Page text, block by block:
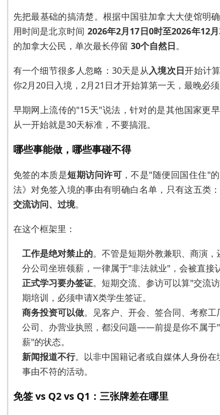
先把最基础的搞清楚。根据中国驻加拿大大使馆明
用时间是北京时间 2026年2月17日0时至2026年12
的加拿大公民，单次最长停留 30个自然日。
有一个细节很多人忽略：30天是从入境次日开始计
你2月20日入境，2月21日才开始算第一天，最晚必
早期网上流传的"15天"说法，针对的是其他国家
从一开始就是30天标准，不要搞混。
哪些事能做，哪些事碰不得
免签的本质是短期访问许可 ，不是"随便回国住住"
法》对免签入境的事由有明确白名单，只有这五类：
交流访问、过境。
在这个框架里：
工作是绝对禁止的。不管是短期外教兼职、商演
分公司坐班领薪，一律属于"非法就业"，会被直接
正式学习要办签证。短期交流、参访可以算"交流
期培训，必须申请X类学生签证。
商务投资可以做。见客户、开会、签合同、考察
公司、办营业执照，都没问题——前提是你不属于
薪"的状态。
新闻报道不行。以非中国籍记者或自媒体人身份
事由不符的活动。
免签 vs Q2 vs Q1：三张牌差在哪里